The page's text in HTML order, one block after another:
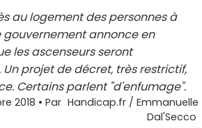
au logement des personnes à
annonce en
les ascenseurs seront
projet de décret, très restrictif,
Certains parlent "d'enfumage".
2018 • Par Handicap.fr / Emmanuelle
Dal'Secco